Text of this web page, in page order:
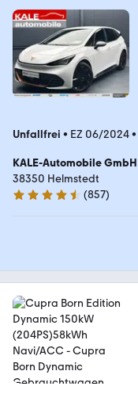
Unfallfrei • EZ 06/2024•
KALE-Automobile GmbH
38350 Helmstedt
4.7 Sterne
(857)